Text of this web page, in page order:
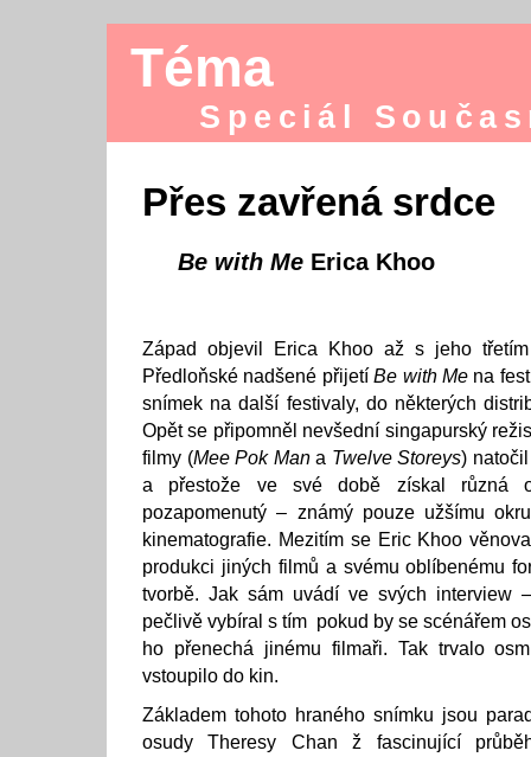
Téma
Speciál
Přes zavřená srdce
Be with Me Erica Khoo
Západ objevil Erica Khoo až s jeho třetím
Předloňské nadšené přijetíBe with Me na
snímek na další festivaly, do některých
Opět se připomněl nevšední singapurský
filmy (Mee Pok Mana Twelve Storeys)
a přestože ve své době získal různá
pozapomenutý – známý pouze užšímu
kinematografie. Mezitím se Eric Khoo
produkci jiných filmů a svému oblíbenému
tvorbě. Jak sám uvádí ve svých interview
pečlivě vybíral s tím pokud by se scénářem
ho přenechá jinému filmaři. Tak trvalo
vstoupilo do kin.
Základem tohoto hraného snímku jsou
osudy Theresy Chan ž fascinující